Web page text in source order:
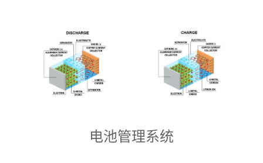
电池管理系统